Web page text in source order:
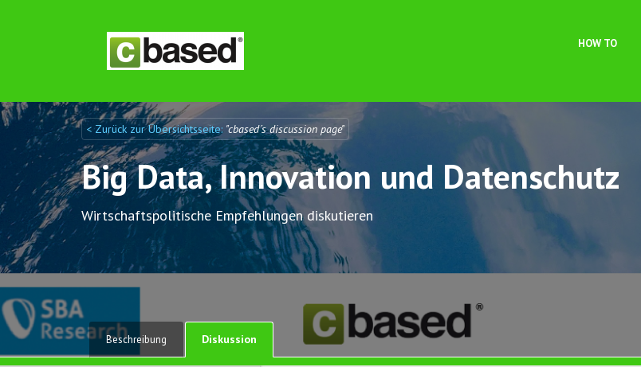
HOW TO
Discuto
Discuto < Zurück zur Übersichtsseite: "cbased´s discussion page"
Big Data, Innovation und Datenschutz
Wirtschaftspolitische Empfehlungen diskutieren
Beschreibung
Diskussion